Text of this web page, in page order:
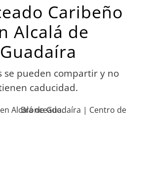
Caribeño
Alcalá de
Guadaíra
se pueden compartir y no
caducidad.